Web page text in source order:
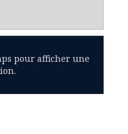
pour afficher une